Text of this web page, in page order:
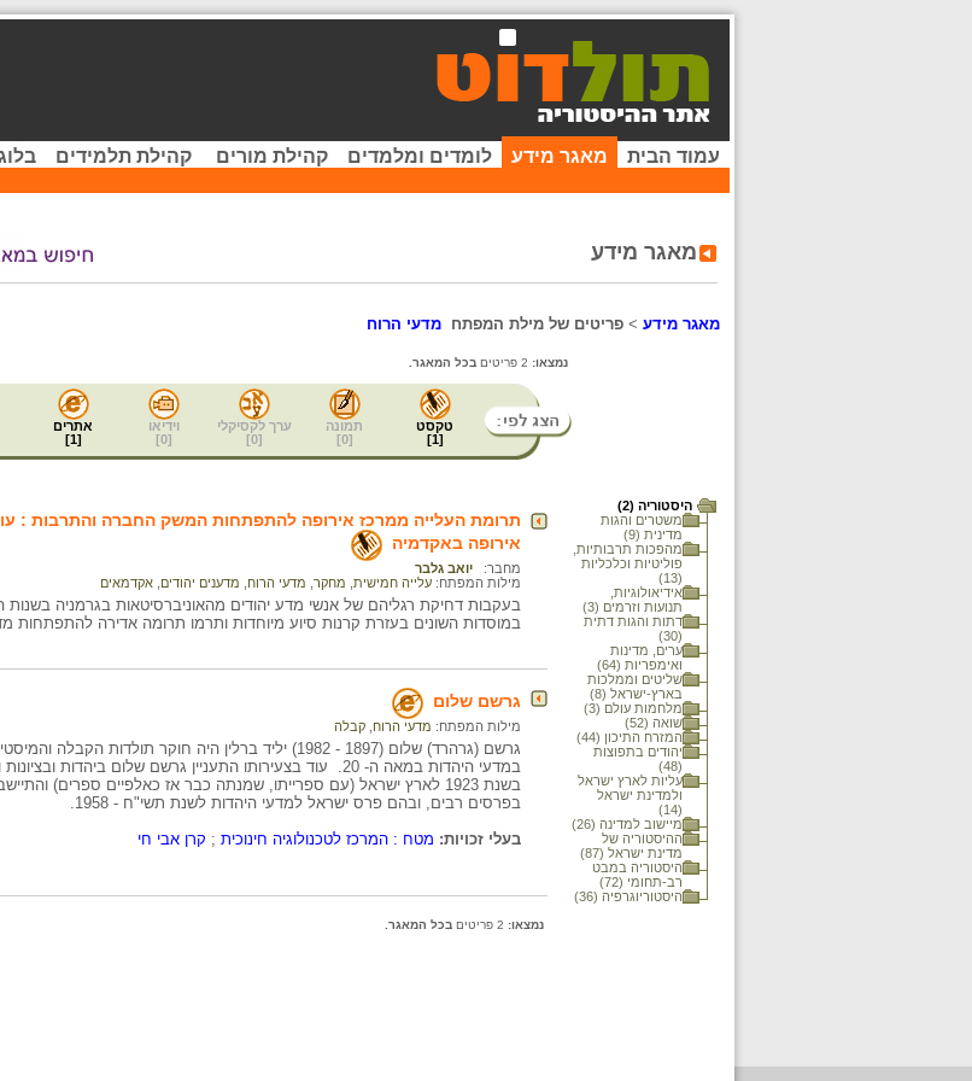
עמוד הבית מאגר מידע לומדים ומלמדים קהילת מורים קהילת תלמידים
מאגר מידע
מאגר מידע > פריטים של מילת המפתח מדעי הרוח
נמצאו: בכל המאגר.
טקסט
[
1
]
תמונה
[
0
]
ערך לקסיקלי
[
0
]
וידיאו
[
0
]
אתרים
[
1
]
היסטוריה (2)
משטרים והגות
מדינית (9)
מהפכות תרבותיות,
פוליטיות וכלכליות
(13)
אידיאולוגיות,
תנועות וזרמים (3)
דתות והגות דתית
(30)
ערים, מדינות
ואימפריות (64)
שליטים וממלכות
בארץ-ישראל (8)
מלחמות עולם (3)
שואה (52)
המזרח התיכון (44)
יהודים בתפוצות
(48)
עליות לארץ ישראל
ולמדינת ישראל
(14)
מיישוב למדינה (26)
ההיסטוריה של
מדינת ישראל (87)
היסטוריה במבט
רב-תחומי (72)
היסטוריוגרפיה (36)
תרומת העלייה ממרכז אירופה להתפתחות המשק החברה והתרבות :
אירופה באקדמיה
מחבר:
יואב גלבר
מילות המפתח: עלייה חמישית מחקר מדעי הרוח מדענים יהודים אקדמאים
בעקבות דחיקת רגליהם של אנשי מדע יהודים מהאוניברסיטאות בגרמניה
במוסדות השונים בעזרת קרנות סיוע מיוחדות ותרמו תרומה אדירה
גרשם שלום
מילות המפתח: מדעי הרוח קבלה
גרשם (גרהרד) שלום (1897 - 1982) יליד ברלין היה חוקר תולדות
במדעי היהדות במאה ה- 20. עוד בצעירותו התעניין גרשם שלום ביהדות
בשנת 1923 לארץ ישראל (עם ספרייתו, שמנתה כבר אז כאלפיים ספרים)
בפרסים רבים, ובהם פרס ישראל למדעי היהדות לשנת תשי"ח - 1958.
בעלי זכויות: מטח : המרכז לטכנולוגיה חינוכית ; קרן אבי חי
נמצאו: בכל המאגר.